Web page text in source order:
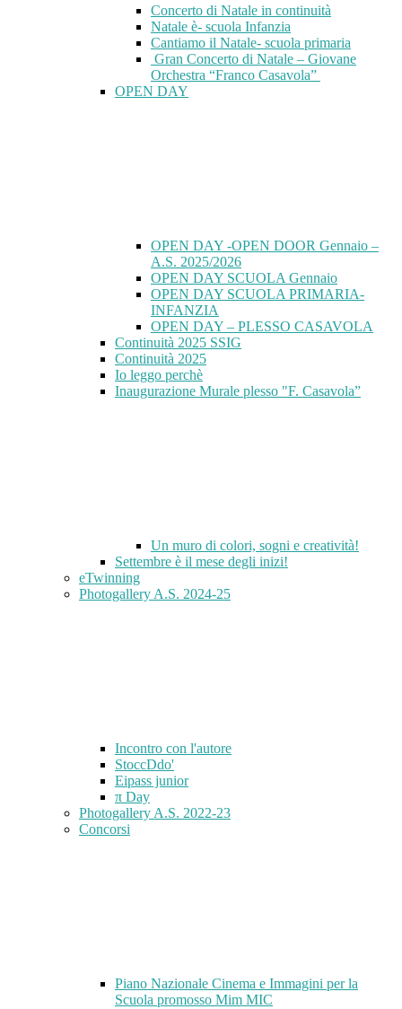
Concerto di Natale in continuità
Natale è- scuola Infanzia
Cantiamo il Natale- scuola primaria
Gran Concerto di Natale – Giovane
Orchestra “Franco Casavola”
OPEN DAY
OPEN DAY -OPEN DOOR Gennaio –
A.S. 2025/2026
OPEN DAY SCUOLA Gennaio
OPEN DAY SCUOLA PRIMARIA-
INFANZIA
OPEN DAY – PLESSO CASAVOLA
Continuità 2025 SSIG
Continuità 2025
Io leggo perchè
Inaugurazione Murale plesso "F. Casavola”
Un muro di colori, sogni e creatività!
Settembre è il mese degli inizi!
eTwinning
Photogallery A.S. 2024-25
Incontro con l'autore
StoccDdo'
Eipass junior
π Day
Photogallery A.S. 2022-23
Concorsi
Piano Nazionale Cinema e Immagini per la
Scuola promosso Mim MIC